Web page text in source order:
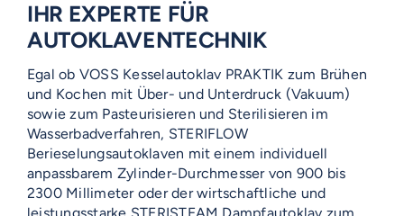
IHR EXPERTE FÜR
AUTOKLAVENTECHNIK
Egal ob VOSS Kesselautoklav PRAKTIK zum Brühen
und Kochen mit Über- und Unterdruck (Vakuum)
sowie zum Pasteurisieren und Sterilisieren im
Wasserbadverfahren, STERIFLOW
Berieselungsautoklaven mit einem individuell
anpassbarem Zylinder-Durchmesser von 900 bis
2300 Millimeter oder der wirtschaftliche und
leistungsstarke STERISTEAM Dampfautoklav zum